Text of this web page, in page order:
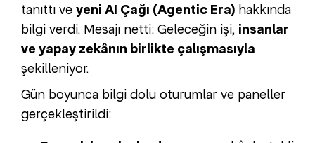
tanıttı ve yeni AI Çağı (Agentic Era) hakkında
bilgi verdi. Mesajı netti: Geleceğin işi, insanlar
ve yapay zekânın birlikte çalışmasıyla
şekilleniyor.
Gün boyunca bilgi dolu oturumlar ve paneller
gerçekleştirildi: